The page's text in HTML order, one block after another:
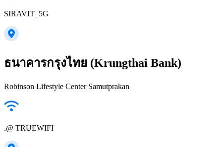
SIRAVIT_5G
ธนาคารกรุงไทย (Krungthai Bank)
Robinson Lifestyle Center Samutprakan
.@ TRUEWIFI